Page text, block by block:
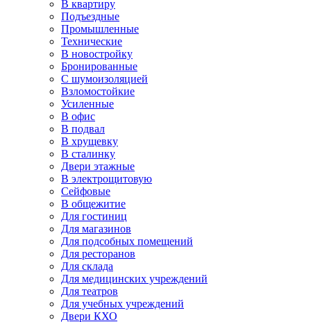
В квартиру
Подъездные
Промышленные
Технические
В новостройку
Бронированные
С шумоизоляцией
Взломостойкие
Усиленные
В офис
В подвал
В хрущевку
В сталинку
Двери этажные
В электрощитовую
Сейфовые
В общежитие
Для гостиниц
Для магазинов
Для подсобных помещений
Для ресторанов
Для склада
Для медицинских учреждений
Для театров
Для учебных учреждений
Двери КХО